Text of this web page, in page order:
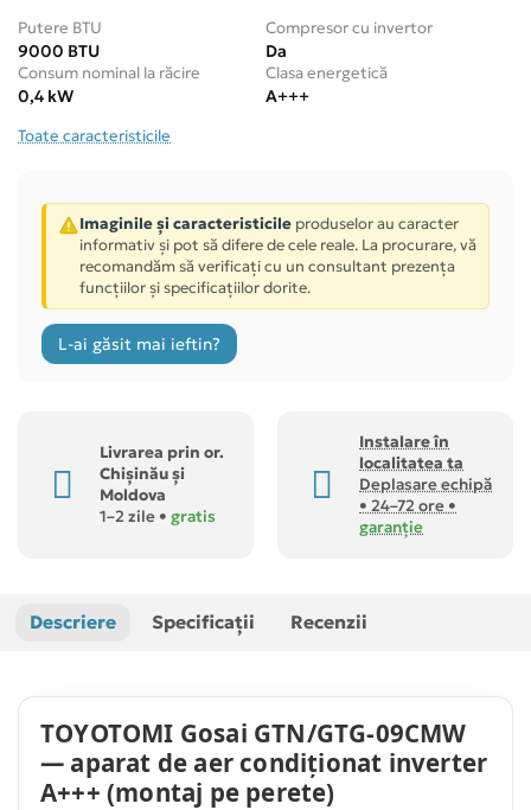
Putere BTU
9000 BTU
Compresor cu invertor
Da
Consum nominal la răcire
0,4 kW
Clasa energetică
A+++
Toate caracteristicile
Imaginile și caracteristicile produselor au caracter
informativ și pot să difere de cele reale. La procurare, vă
recomandăm să verificați cu un consultant prezența
funcțiilor și specificațiilor dorite.
L-ai găsit mai ieftin?
Livrarea prin or.
Chișinău și
Moldova
1–2 zile • gratis
Instalare în
localitatea ta
Deplasare echipă
• 24–72 ore •
garanție
Descriere Specificații Recenzii
TOYOTOMI Gosai GTN/GTG-09CMW
— aparat de aer condiționat inverter
A+++ (montaj pe perete)